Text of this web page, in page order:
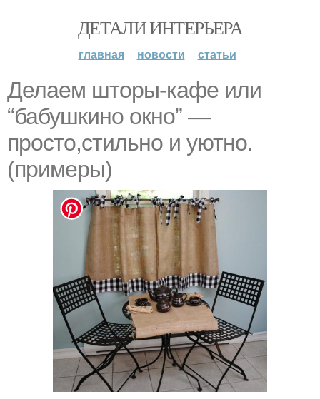
ДЕТАЛИ ИНТЕРЬЕРА
главная новости статьи
Делаем шторы-кафе или
“бабушкино окно” —
просто,стильно и уютно.
(примеры)